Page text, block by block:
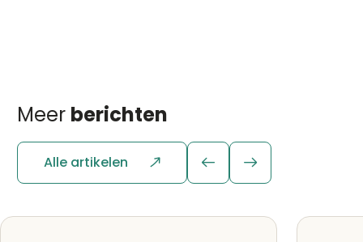
Meer berichten
Alle artikelen